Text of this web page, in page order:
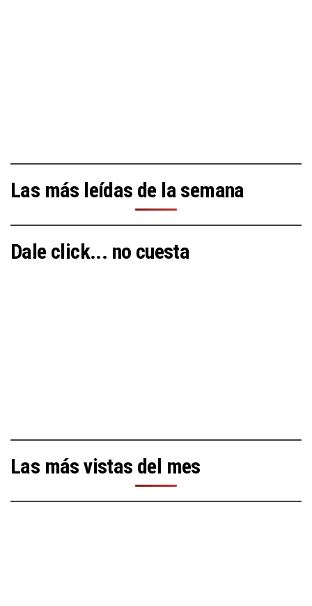
Las más leídas de la semana
Dale click... no cuesta
Las más vistas del mes